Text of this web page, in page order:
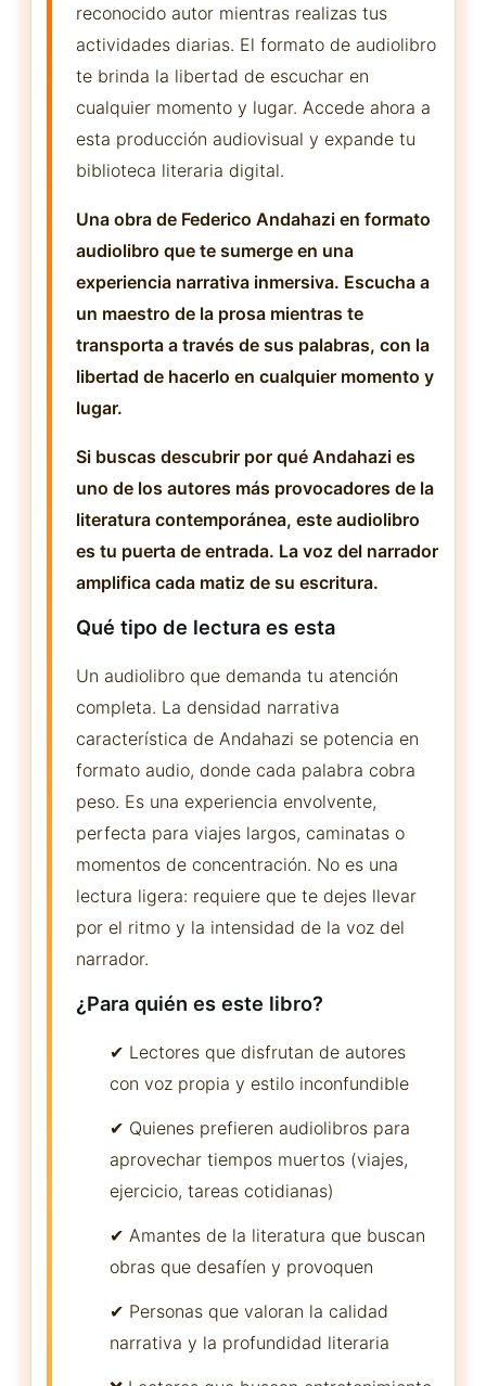
reconocido autor mientras realizas tus
actividades diarias. El formato de audiolibro
te brinda la libertad de escuchar en
cualquier momento y lugar. Accede ahora a
esta producción audiovisual y expande tu
biblioteca literaria digital.
Una obra de Federico Andahazi en formato
audiolibro que te sumerge en una
experiencia narrativa inmersiva. Escucha a
un maestro de la prosa mientras te
transporta a través de sus palabras, con la
libertad de hacerlo en cualquier momento y
lugar.
Si buscas descubrir por qué Andahazi es
uno de los autores más provocadores de la
literatura contemporánea, este audiolibro
es tu puerta de entrada. La voz del narrador
amplifica cada matiz de su escritura.
Qué tipo de lectura es esta
Un audiolibro que demanda tu atención
completa. La densidad narrativa
característica de Andahazi se potencia en
formato audio, donde cada palabra cobra
peso. Es una experiencia envolvente,
perfecta para viajes largos, caminatas o
momentos de concentración. No es una
lectura ligera: requiere que te dejes llevar
por el ritmo y la intensidad de la voz del
narrador.
¿Para quién es este libro?
✔ Lectores que disfrutan de autores
con voz propia y estilo inconfundible
✔ Quienes prefieren audiolibros para
aprovechar tiempos muertos (viajes,
ejercicio, tareas cotidianas)
✔ Amantes de la literatura que buscan
obras que desafíen y provoquen
✔ Personas que valoran la calidad
narrativa y la profundidad literaria